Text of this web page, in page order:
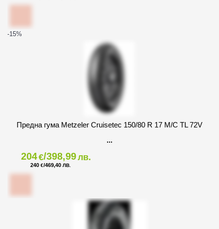
-15%
Предна гума Metzeler Cruisetec 150/80 R 17 M/C TL 72V
204€/398,99лв.
240 €/469,40 ЛВ.